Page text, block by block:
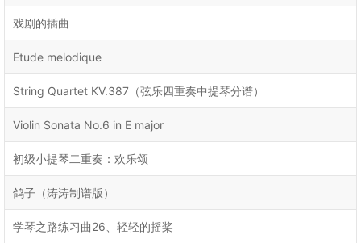
戏剧的插曲
Etude melodique
String Quartet KV.387（弦乐四重奏中提琴分谱）
Violin Sonata No.6 in E major
初级小提琴二重奏：欢乐颂
鸽子（涛涛制谱版）
学琴之路练习曲26、轻轻的摇桨